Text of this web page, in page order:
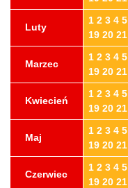
Luty
1 2 3 4 5
19 20 21
Marzec
1 2 3 4 5
19 20 21
Kwiecień
1 2 3 4 5
19 20 21
Maj
1 2 3 4 5
19 20 21
Czerwiec
1 2 3 4 5
19 20 21